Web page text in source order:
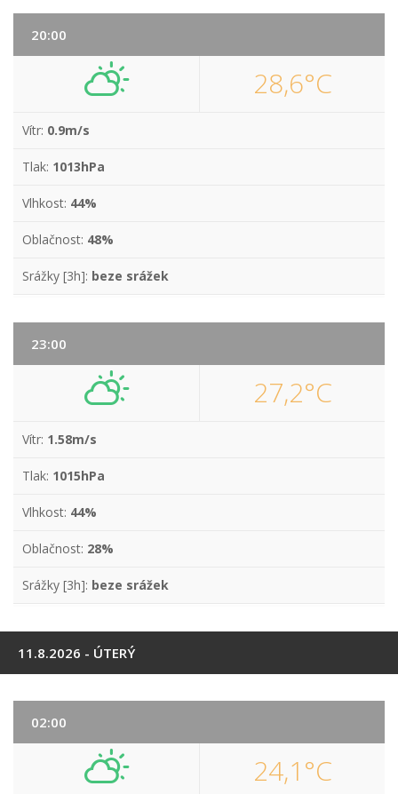
20:00
28,6°C
Vítr: 0.9m/s
Tlak: 1013hPa
Vlhkost: 44%
Oblačnost: 48%
Srážky [3h]: beze srážek
23:00
27,2°C
Vítr: 1.58m/s
Tlak: 1015hPa
Vlhkost: 44%
Oblačnost: 28%
Srážky [3h]: beze srážek
11.8.2026 - ÚTERÝ
02:00
24,1°C